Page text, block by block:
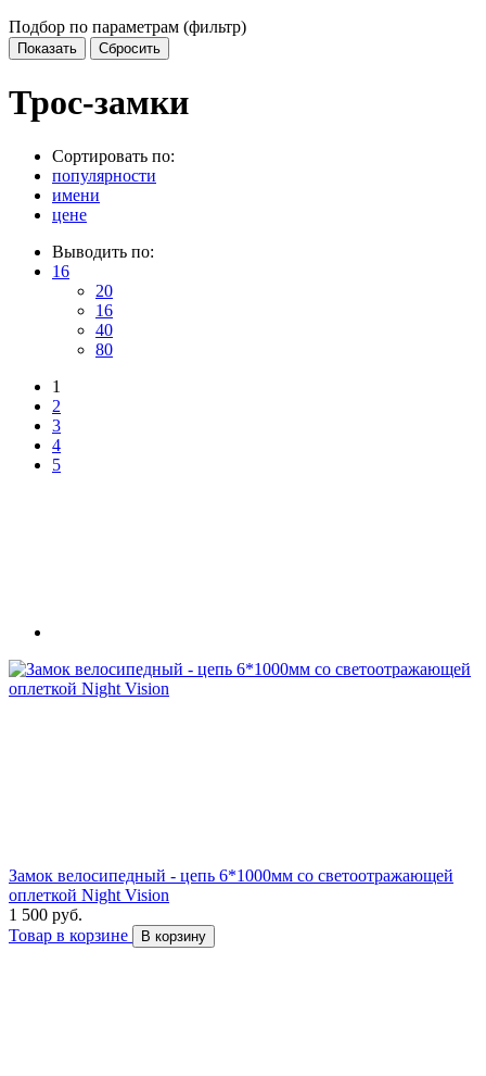
Подбор по параметрам (фильтр)
Трос-замки
Сортировать по:
популярности
имени
цене
Выводить по:
16
20
16
40
80
1
2
3
4
5
Замок велосипедный - цепь 6*1000мм со светоотражающей
оплеткой Night Vision
1 500 руб.
Товар в корзине
В корзину